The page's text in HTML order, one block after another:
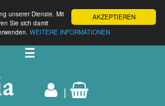
AKZEPTIEREN
unserer Dienste. Mit
Sie sich damit
WEITERE INFORMATIONEN
☰
|